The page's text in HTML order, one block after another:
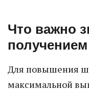
Что важно
Для повышения
максимальной